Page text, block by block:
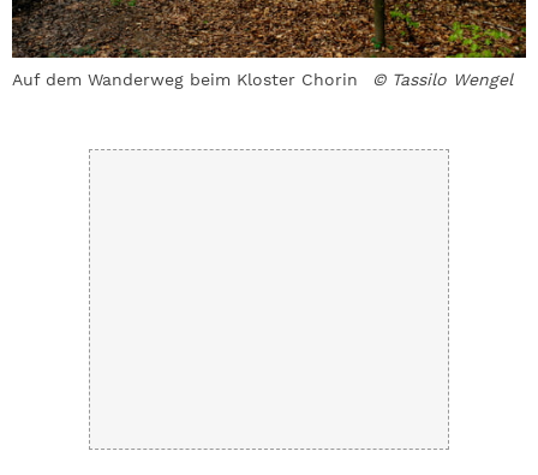
Auf dem Wanderweg beim Kloster Chorin © Tassilo Wengel